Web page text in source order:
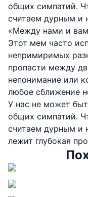
общих симпатий.
считаем дурным и
«Между нами и
Этот мем часто
непримиримых
пропасти между
непонимание или
любое сближение
У нас не может
общих симпатий.
считаем дурным и
лежит глубокая